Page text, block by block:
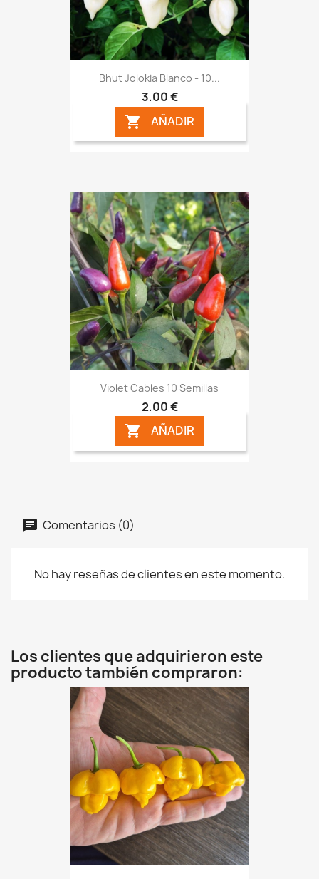
Bhut Jolokia Blanco - 10...
3,00 €
 AÑADIR
Violet Cables 10 Semillas
2,00 €
 AÑADIR
Comentarios (0)
No hay reseñas de clientes en este momento.
Los clientes que adquirieron este
producto también compraron: